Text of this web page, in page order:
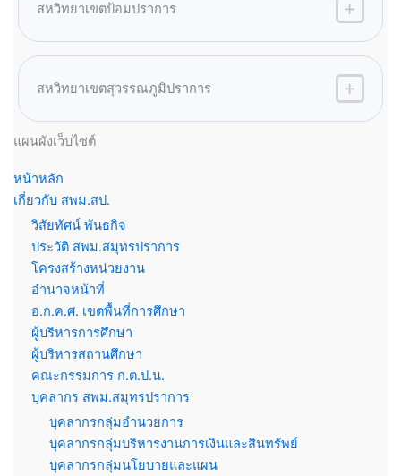
สหวิทยาเขตป้อมปราการ
สหวิทยาเขตสุวรรณภูมิปราการ
แผนผังเว็บไซต์
หน้าหลัก
เกี่ยวกับ สพม.สป.
วิสัยทัศน์ พันธกิจ
ประวัติ สพม.สมุทรปราการ
โครงสร้างหน่วยงาน
อำนาจหน้าที่
อ.ก.ค.ศ. เขตพื้นที่การศึกษา
ผู้บริหารการศึกษา
ผู้บริหารสถานศึกษา
คณะกรรมการ ก.ต.ป.น.
บุคลากร สพม.สมุทรปราการ
บุคลากรกลุ่มอำนวยการ
บุคลากรกลุ่มบริหารงานการเงินและสินทรัพย์
บุคลากรกลุ่มนโยบายและแผน